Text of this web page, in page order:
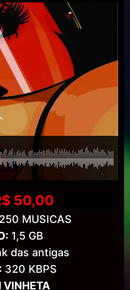
50,00
250 MUSICAS
1,5 GB
das antigas
320 KBPS
VINHETA